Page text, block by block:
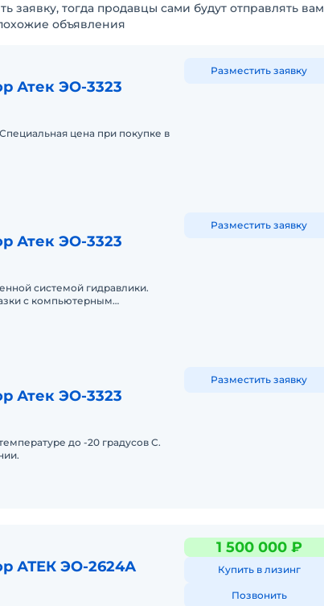
заявку, тогда продавцы сами будут отправлять вам
объявления
Атек ЭО-3323
цена при покупке в
Разместить заявку
Атек ЭО-3323
системой гидравлики.
с компьютерным
Разместить заявку
Атек ЭО-3323
до -20 градусов С.
Разместить заявку
АТЕК ЭО-2624А
1 500 000 ₽
Купить в лизинг
Позвонить